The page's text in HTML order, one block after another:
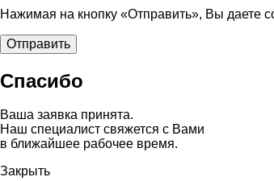
Нажимая на кнопку «Отправить», Вы даете
Спасибо
Ваша заявка принята.
Наш специалист свяжется с Вами
в ближайшее рабочее время.
Закрыть